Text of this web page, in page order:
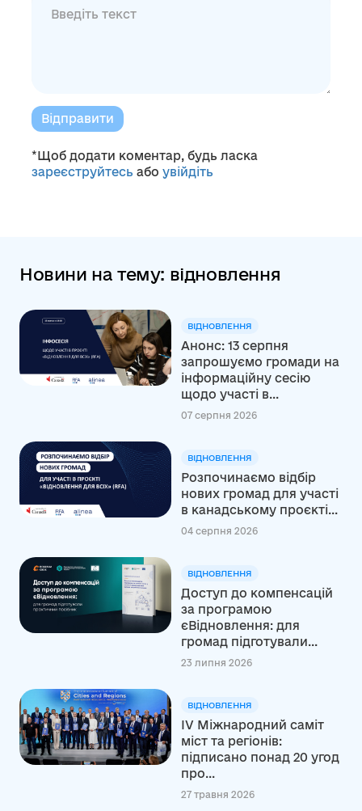
Відправити
*Щоб додати коментар, будь ласка
зареєструйтесь або увійдіть
Новини на тему: відновлення
ВІДНОВЛЕННЯ
Анонс: 13 серпня
запрошуємо громади на
інформаційну сесію
щодо участі в...
07 серпня 2026
ВІДНОВЛЕННЯ
Розпочинаємо відбір
нових громад для участі
в канадському проєкті...
04 серпня 2026
ВІДНОВЛЕННЯ
Доступ до компенсацій
за програмою
єВідновлення: для
громад підготували...
23 липня 2026
ВІДНОВЛЕННЯ
ІV Міжнародний саміт
міст та регіонів:
підписано понад 20 угод
про...
27 травня 2026